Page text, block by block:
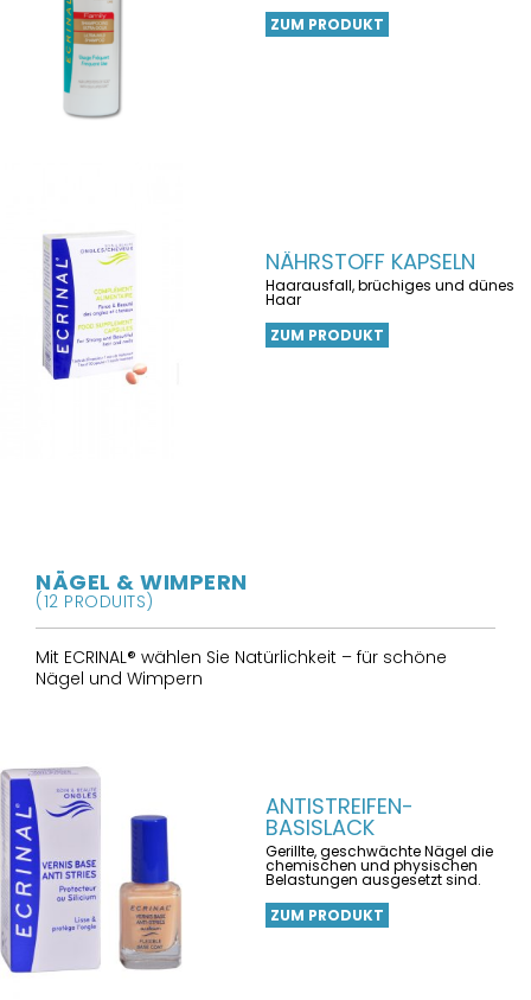
ZUM PRODUKT
NÄHRSTOFF KAPSELN
Haarausfall, brüchiges und dünes
Haar
ZUM PRODUKT
NÄGEL & WIMPERN
(12 PRODUITS)
Mit ECRINAL® wählen Sie Natürlichkeit – für schöne
Nägel und Wimpern
ANTISTREIFEN-
BASISLACK
Gerillte, geschwächte Nägel die
chemischen und physischen
Belastungen ausgesetzt sind.
ZUM PRODUKT